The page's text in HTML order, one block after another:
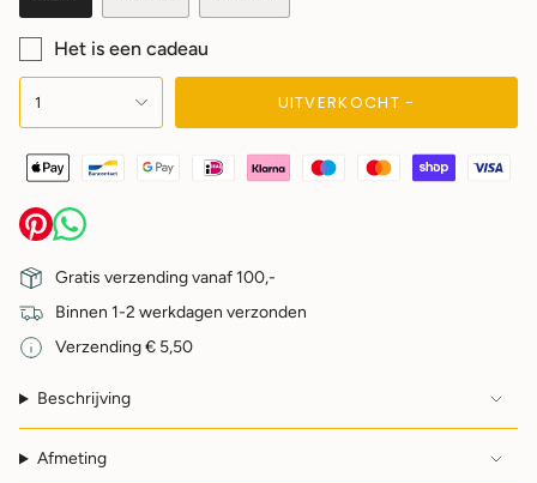
Het is een cadeau
{"in_cart_html"=>"",
"decrease"=>"",
"multiples_of"=>"",
"minimum_of"=>"",
"maximum_of"=>""}
1 UITVERKOCHT -
Gratis verzending vanaf 100,-
Binnen 1-2 werkdagen verzonden
Verzending € 5,50
Beschrijving
Afmeting